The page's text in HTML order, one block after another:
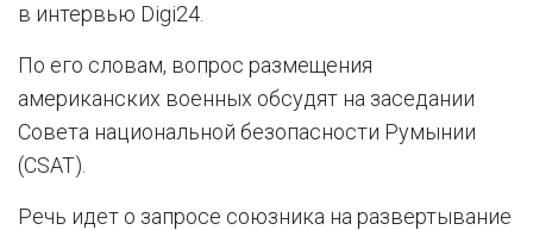
в интервью Digi24.
По его словам, вопрос размещения
американских военных обсудят на заседании
Совета национальной безопасности Румынии
(CSAT).
Речь идет о запросе союзника на развертывание